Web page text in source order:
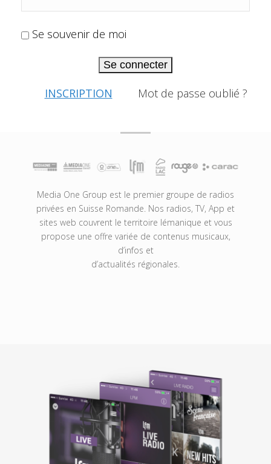
Se souvenir de moi
Se connecter
INSCRIPTION Mot de passe oublié ?
Media One Group est le premier groupe de radios
privées en Suisse Romande. Nos radios, TV, App et
sites web couvrent le territoire lémanique et vous
propose une offre variée de contenus musicaux,
d’infos et
d’actualités régionales.